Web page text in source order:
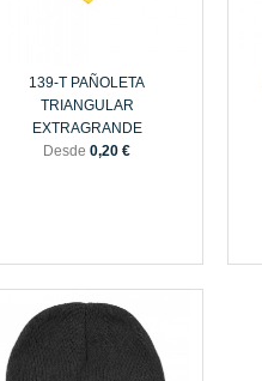
139-T PAÑOLETA
TRIANGULAR
EXTRAGRANDE
Desde0,20 €